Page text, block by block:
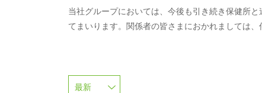
当社グループにおいては、今後も引き続き保健所
てまいります。関係者の皆さまにおかれましては